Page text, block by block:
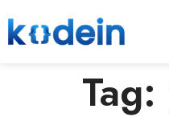
Tag: